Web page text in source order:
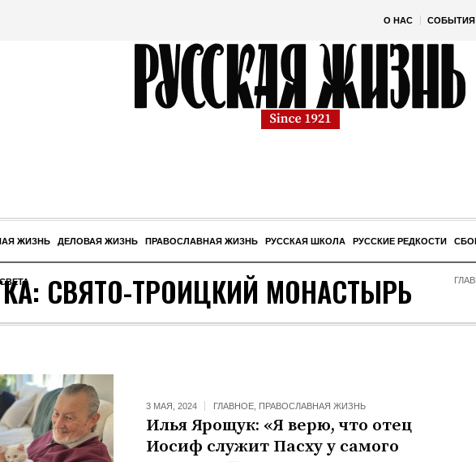
О НАС СОБЫТИЯ
ЖИЗНЬ ДЕЛОВАЯ ЖИЗНЬ ПРАВОСЛАВНАЯ ЖИЗНЬ РУССКАЯ ШКОЛА РУССКИЕ РЕДКОСТИ
СВЯТО-ТРОИЦКИЙ МОНАСТЫРЬ
3 МАЯ, 2024 ГЛАВНОЕ, ПРАВОСЛАВНАЯ ЖИЗНЬ
Илья Ярощук: «Я верю, что отец
Иосиф служит Пасху у самого